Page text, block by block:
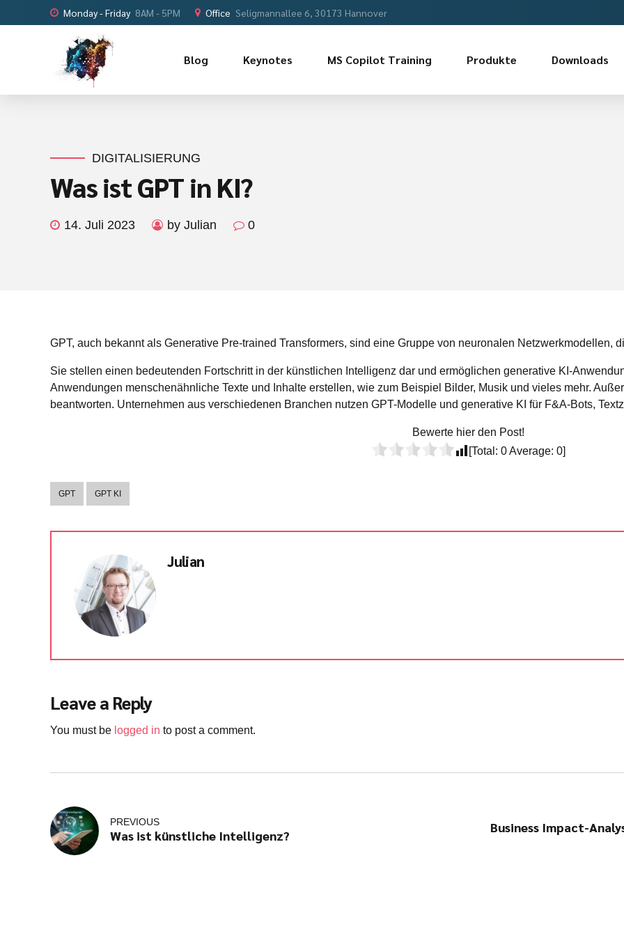
Monday - Friday 8AM - 5PM Office Seligmannallee 6, 30173 Hannover
Blog Keynotes MS Copilot Training Produkte Downloads
DIGITALISIERUNG
Was ist GPT in KI?
14. Juli 2023 by Julian 0
GPT, auch bekannt als Generative Pre-trained Transformers, sind eine Gruppe von neuronalen Netzwerkmodellen,
Sie stellen einen bedeutenden Fortschritt in der künstlichen Intelligenz dar und ermöglichen generative KI-
Anwendungen menschenähnliche Texte und Inhalte erstellen, wie zum Beispiel Bilder, Musik und vieles mehr.
beantworten. Unternehmen aus verschiedenen Branchen nutzen GPT-Modelle und generative KI für F&A-Bots,
Bewerte hier den Post!
[Total: 0Average: 0]
GPT GPT KI
Julian
Leave a Reply
You must be logged in to post a comment.
PREVIOUS
Was ist künstliche Intelligenz?
Business Impact-